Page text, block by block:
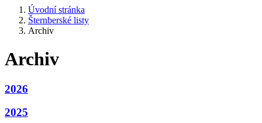
Úvodní stránka
Šternberské listy
Archiv
Archiv
2026
2025